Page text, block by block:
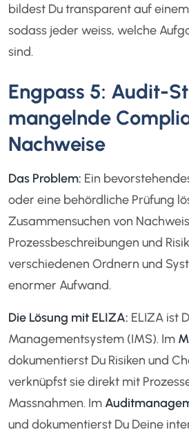
bildest Du transparent auf einem
sodass jeder weiss, welche
sind.
Engpass 5: Audit-
mangelnde
Nachweise
Das Problem: Ein
oder eine behördliche Prüfung
Zusammensuchen von
Prozessbeschreibungen und
verschiedenen Ordnern und
enormer Aufwand.
Die Lösung mit ELIZA: ELIZA ist
Managementsystem (IMS). Im
dokumentierst Du Risiken und
verknüpfst sie direkt mit
Massnahmen. Im
und dokumentierst Du Deine